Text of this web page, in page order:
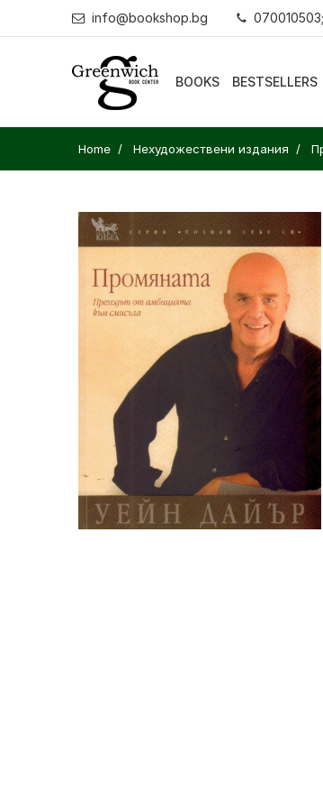
info@bookshop.bg
BOOKS BESTSELLERS
Home Нехудожествени издания